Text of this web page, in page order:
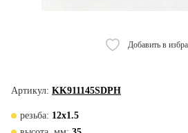
Добавить в
Артикул: KK911145SDPH
резьба: 12х1.5